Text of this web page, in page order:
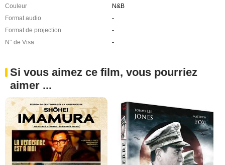
Couleur
N&B
Format audio
-
Format de projection
-
N° de Visa
-
Si vous aimez ce film, vous pourriez
aimer ...